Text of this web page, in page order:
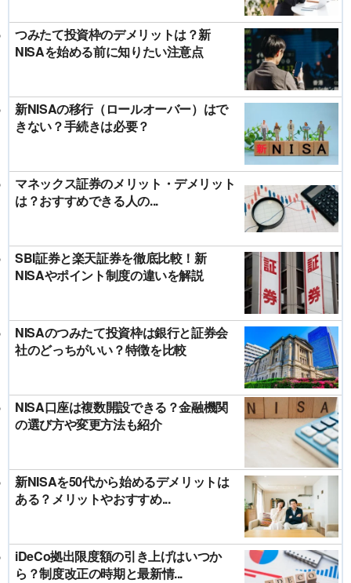
つみたて投資枠のデメリットは？新
NISAを始める前に知りたい注意点
新NISAの移行（ロールオーバー）はで
きない？手続きは必要？
マネックス証券のメリット・デメリット
は？おすすめできる人の...
SBI証券と楽天証券を徹底比較！新
NISAやポイント制度の違いを解説
NISAのつみたて投資枠は銀行と証券会
社のどっちがいい？特徴を比較
NISA口座は複数開設できる？金融機関
の選び方や変更方法も紹介
新NISAを50代から始めるデメリットは
ある？メリットやおすすめ...
iDeCo拠出限度額の引き上げはいつか
ら？制度改正の時期と最新情...